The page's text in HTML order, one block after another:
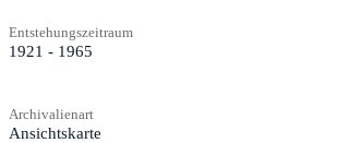
Entstehungszeitraum
1921 - 1965
Archivalienart
Ansichtskarte